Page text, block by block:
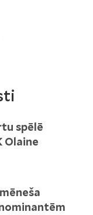
spēlē
Olaine